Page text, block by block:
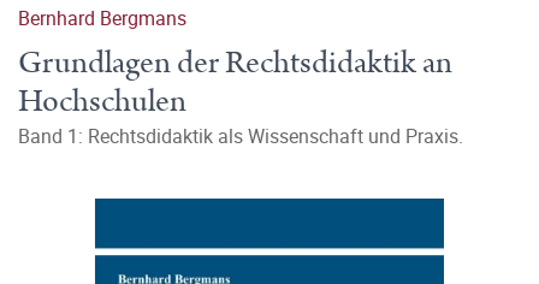
Bernhard Bergmans
Grundlagen der Rechtsdidaktik an
Hochschulen
Band 1: Rechtsdidaktik als Wissenschaft und Praxis.